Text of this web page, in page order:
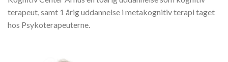
terapeut, samt 1 årig uddannelse i metakognitiv terapi taget
hos Psykoterapeuterne.